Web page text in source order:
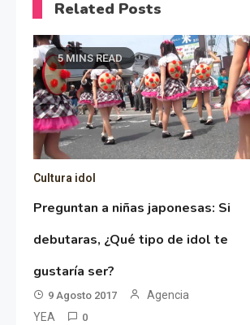
Related Posts
5 MINS READ
Cultura idol
Preguntan a niñas japonesas: Si
debutaras, ¿Qué tipo de idol te
gustaría ser?
9 Agosto 2017
Agencia
YEA
0